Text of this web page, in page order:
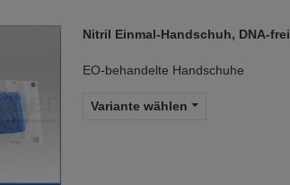
Nitril Einmal-Handschuh, DNA-frei
EO-behandelte Handschuhe
Variante wählen